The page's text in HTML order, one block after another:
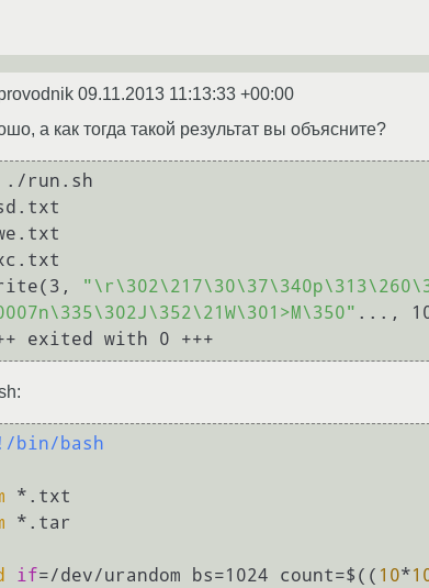
09.11.2013 11:13:33 +00:00
а как тогда такой результат вы объясните?
./run.sh
...,
bin/bash
*.tar
if=/dev/urandom bs=1024 count=$(( 10*